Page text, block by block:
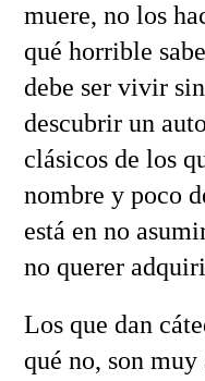
muere, no los
qué horrible
debe ser vivir
descubrir un
clásicos de los
nombre y poco
está en no
no querer
Los que dan
qué no, son